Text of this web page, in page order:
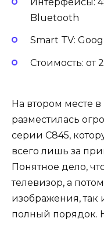
Bluetooth
Smart TV:
Стоимость: от
На втором месте
разместилась
серии C845,
всего лишь за
Понятное дело,
телевизор, а
изображения, так
полный порядок.